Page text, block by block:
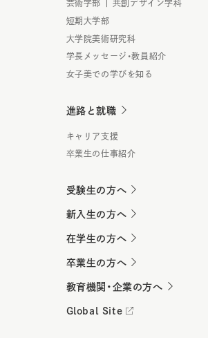
芸術学部 | 共創デザイン学科
短期大学部
大学院美術研究科
学長メッセージ・教員紹介
女子美での学びを知る
進路と就職
キャリア支援
卒業生の仕事紹介
受験生の方へ
新入生の方へ
在学生の方へ
卒業生の方へ
教育機関・企業の方へ
Global Site